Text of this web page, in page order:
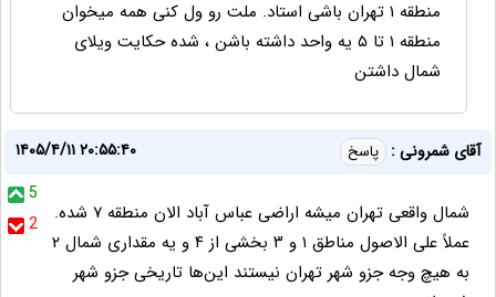
منطقه ۱ تهران باشی استاد. ملت رو ول کنی همه میخوان
منطقه ۱ تا ۵ یه واحد داشته باشن ، شده حکایت ویلای
شمال داشتن
آقای شمرونی : پاسخ
۱۴۰۵/۴/۱۱ ۲۰:۵۵:۴۰
5
2
شمال واقعی تهران میشه اراضی عباس آباد الان منطقه ۷ شده.
عملاً علی الاصول مناطق ۱ و ۳ بخشی از ۴ و یه مقداری شمال ۲
به هیچ وجه جزو شهر تهران نیستند این‌ها تاریخی جزو شهر